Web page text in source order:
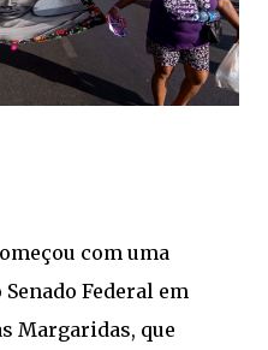
com uma
Federal em
Margaridas, que